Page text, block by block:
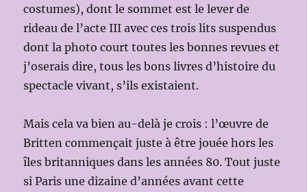
costumes), dont le sommet est le lever de
rideau de l’acte III avec ces trois lits suspendus
dont la photo court toutes les bonnes revues et
j’oserais dire, tous les bons livres d’histoire du
spectacle vivant, s’ils existaient.
Mais cela va bien au-delà je crois : l’œuvre de
Britten commençait juste à être jouée hors les
îles britanniques dans les années 80. Tout juste
si Paris une dizaine d’années avant cette